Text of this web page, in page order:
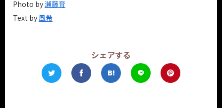
Photo by瀬藤育
Text by風希
シェアする